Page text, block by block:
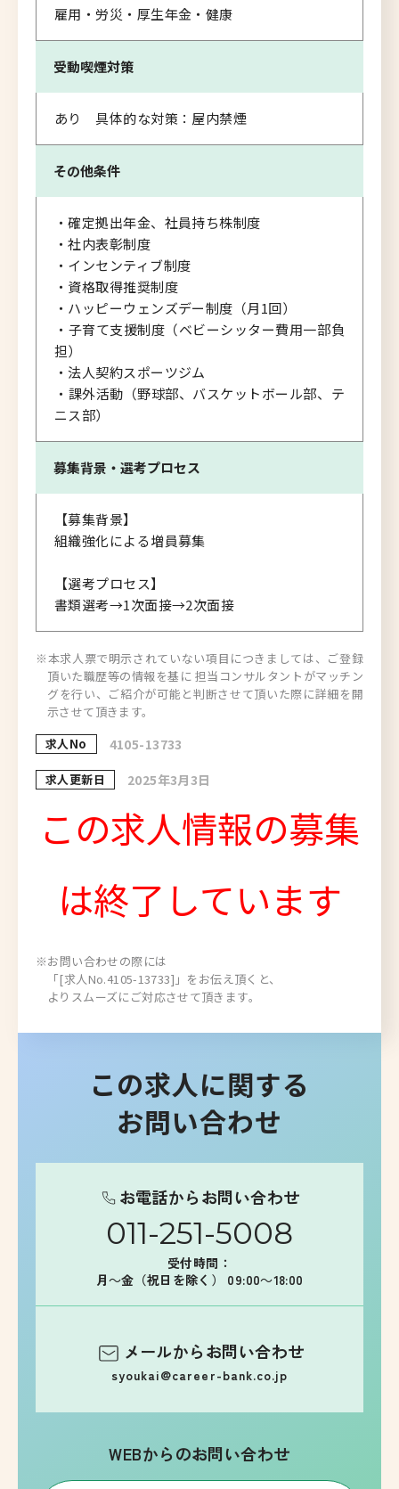
雇用・労災・厚生年金・健康
受動喫煙対策
あり 具体的な対策：屋内禁煙
その他条件
・確定拠出年金、社員持ち株制度
・社内表彰制度
・インセンティブ制度
・資格取得推奨制度
・ハッピーウェンズデー制度（月1回）
・子育て支援制度（ベビーシッター費用一部負
担）
・法人契約スポーツジム
・課外活動（野球部、バスケットボール部、テ
ニス部）
募集背景・ 選考プロセス
【募集背景】
組織強化による増員募集
【選考プロセス】
書類選考→1次面接→2次面接
※本求人票で明示されていない項目につきましては、ご登録
頂いた職歴等の情報を基に 担当コンサルタントがマッチン
グを行い、ご紹介が可能と判断させて頂いた際に詳細を開
示させて頂きます。
求人No
4105-13733
求人更新日 2025年3月3日
この求人情報の募集
は終了しています
※お問い合わせの際には
「[求人No.4105-13733]」をお伝え頂くと、
よりスムーズにご対応させて頂きます。
この求人に関する
お問い合わせ
お電話からお問い合わせ
011-251-5008
受付時間：
月～金（祝日を除く） 09:00～18:00
メールからお問い合わせ
syoukai@career-bank.co.jp
WEBからのお問い合わせ